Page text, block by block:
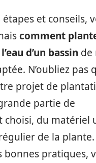
étapes et conseils,
comment
d’un bassin de
N’oubliez pas
projet de
partie de
choisi, du matériel
de la plante.
bonnes pratiques,